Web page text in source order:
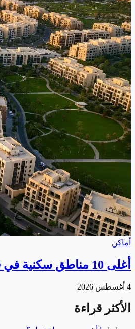
أماكن
أغلى 10 مناطق سكنية في قطر
4 أغسطس 2026
الأكثر قراءة